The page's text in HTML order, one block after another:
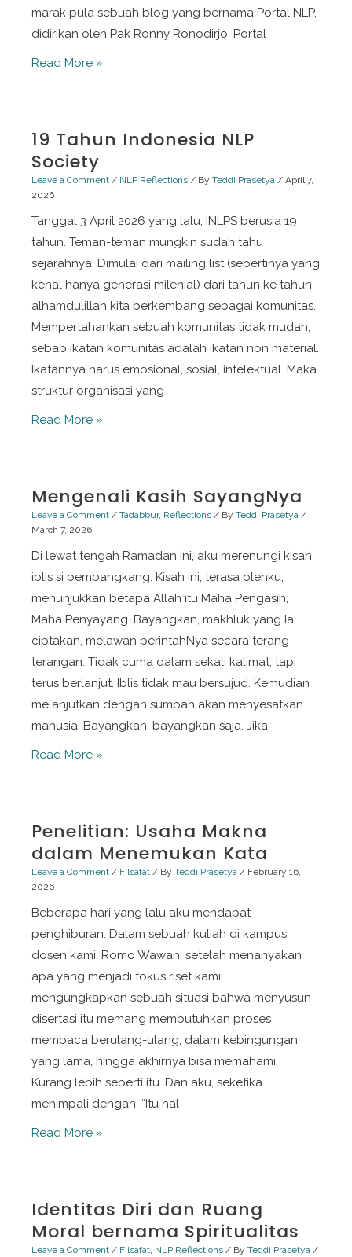
marak pula sebuah blog yang bernama Portal NLP,
didirikan oleh Pak Ronny Ronodirjo. Portal
Mari
Read More »
19 Tahun Indonesia NLP
Society
Leave a Comment / NLP Reflections / By Teddi Prasetya / April 7,
2026
Tanggal 3 April 2026 yang lalu, INLPS berusia 19
tahun. Teman-teman mungkin sudah tahu
sejarahnya. Dimulai dari mailing list (sepertinya yang
kenal hanya generasi milenial) dari tahun ke tahun
alhamdulillah kita berkembang sebagai komunitas.
Mempertahankan sebuah komunitas tidak mudah,
sebab ikatan komunitas adalah ikatan non material.
Ikatannya harus emosional, sosial, intelektual. Maka
struktur organisasi yang
19
Society
Read More »
Mengenali Kasih SayangNya
Leave a Comment / Tadabbur, Reflections / By Teddi Prasetya /
March 7, 2026
Di lewat tengah Ramadan ini, aku merenungi kisah
iblis si pembangkang. Kisah ini, terasa olehku,
menunjukkan betapa Allah itu Maha Pengasih,
Maha Penyayang. Bayangkan, makhluk yang Ia
ciptakan, melawan perintahNya secara terang-
terangan. Tidak cuma dalam sekali kalimat, tapi
terus berlanjut. Iblis tidak mau bersujud. Kemudian
melanjutkan dengan sumpah akan menyesatkan
manusia. Bayangkan, bayangkan saja. Jika
Mengenali
Read More »
Penelitian: Usaha Makna
dalam Menemukan Kata
Leave a Comment / Filsafat / By Teddi Prasetya / February 16,
2026
Beberapa hari yang lalu aku mendapat
penghiburan. Dalam sebuah kuliah di kampus,
dosen kami, Romo Wawan, setelah menanyakan
apa yang menjadi fokus riset kami,
mengungkapkan sebuah situasi bahwa menyusun
disertasi itu memang membutuhkan proses
membaca berulang-ulang, dalam kebingungan
yang lama, hingga akhirnya bisa memahami.
Kurang lebih seperti itu. Dan aku, seketika
menimpali dengan, “Itu hal
Penelitian:
Menemukan
Kata
Read More »
Identitas Diri dan Ruang
Moral bernama Spiritualitas
Leave a Comment / Filsafat, NLP Reflections / By Teddi Prasetya /